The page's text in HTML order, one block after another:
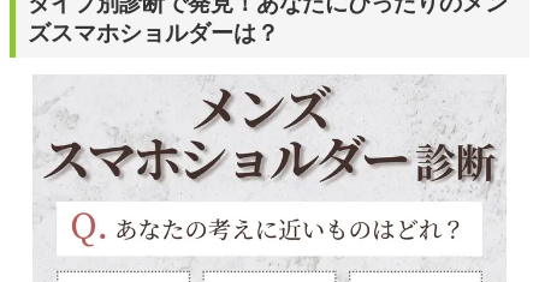
ズスマホショルダーは？